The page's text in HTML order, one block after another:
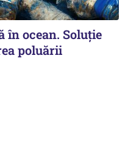
în ocean. Soluție
poluării